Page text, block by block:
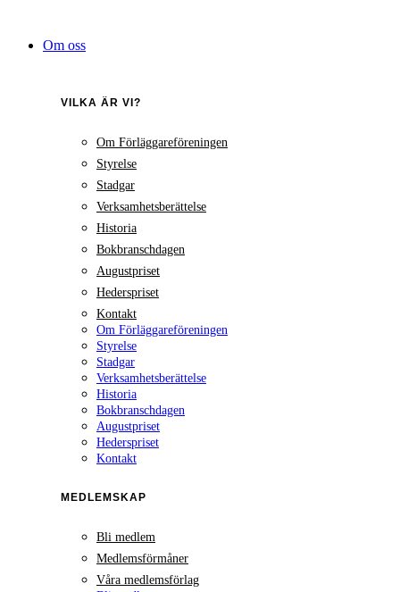
innehållOm oss
VILKA ÄR VI?
Om Förläggareföreningen
Styrelse
Stadgar
Verksamhetsberättelse
Historia
Bokbranschdagen
Augustpriset
Hederspriset
Kontakt
Om Förläggareföreningen
Styrelse
Stadgar
Verksamhetsberättelse
Historia
Bokbranschdagen
Augustpriset
Hederspriset
Kontakt
MEDLEMSKAP
Bli medlem
Medlemsförmåner
Våra medlemsförlag